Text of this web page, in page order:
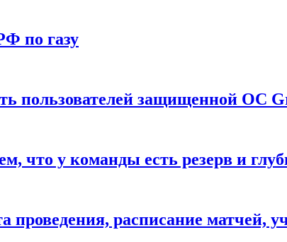
по газу
пользователей защищенной ОС
у команды есть резерв и
проведения, расписание матчей,